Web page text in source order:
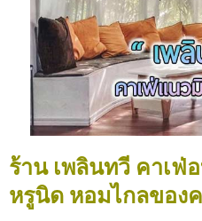
ร้าน เพลินทวี คาเ
หรูนิด หอมไกลของ